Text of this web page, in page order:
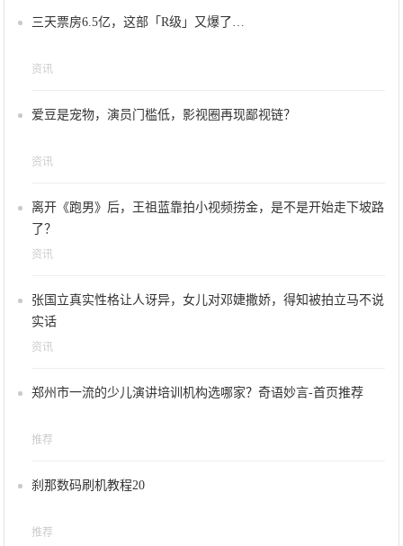
三天票房6.5亿，这部「R级」又爆了…
资讯
爱豆是宠物，演员门槛低，影视圈再现鄙视链？
资讯
离开《跑男》后，王祖蓝靠拍小视频捞金，是不是开始走下坡路
了？
资讯
张国立真实性格让人讶异，女儿对邓婕撒娇，得知被拍立马不说
实话
资讯
郑州市一流的少儿演讲培训机构选哪家？奇语妙言-首页推荐
推荐
刹那数码刷机教程20
推荐